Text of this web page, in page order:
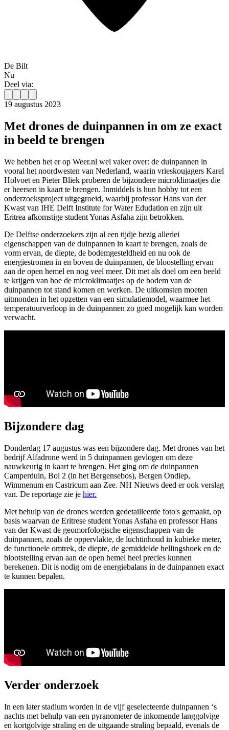
De Bilt
Nu
Deel via:
19 augustus 2023
Met drones de duinpannen in om ze exact
in beeld te brengen
We hebben het er op Weer.nl wel vaker over: de duinpannen in
vooral het noordwesten van Nederland, waarin vrieskoujagers Karel
Holvoet en Pieter Bliek proberen de bijzondere microklimaatjes die
er heersen in kaart te brengen. Inmiddels is hun hobby tot een
onderzoeksproject uitgegroeid, waarbij professor Hans van der
Kwast van IHE Delft Institute for Water Edudation en zijn uit
Eritrea afkomstige student Yonas Asfaha zijn betrokken.
De Delftse onderzoekers zijn al een tijdje bezig allerlei
eigenschappen van de duinpannen in kaart te brengen, zoals de
vorm ervan, de diepte, de bodemgesteldheid en nu ook de
energiestromen in en boven de duinpannen, de bloostelling ervan
aan de open hemel en nog veel meer. Dit met als doel om een beeld
te krijgen van hoe de microklimaatjes op de bodem van de
duinpannen tot stand komen en werken. De uitkomsten moeten
uitmonden in het opzetten van een simulatiemodel, waarmee het
temperatuurverloop in de duinpannen zo goed mogelijk kan worden
verwacht.
Bijzondere dag
Donderdag 17 augustus was een bijzondere dag. Met drones van het
bedrijf Alfadrone werd in 5 duinpannen gevlogen om deze
nauwkeurig in kaart te brengen. Het ging om de duinpannen
Camperduin, Bol 2 (in het Bergensebos), Bergen Ondiep,
Wimmenum en Castricum aan Zee. NH Nieuws deed er ook verslag
van. De reportage zie je hier.
Met behulp van de drones werden gedetailleerde foto's gemaakt, op
basis waarvan de Eritrese student Yonas Asfaha en professor Hans
van der Kwast de geomorfologische eigenschappen van de
duinpannen, zoals de oppervlakte, de luchtinhoud in kubieke meter,
de functionele omtrek, de diepte, de gemiddelde hellingshoek en de
blootstelling ervan aan de open hemel heel precies kunnen
berekenen. Dit is nodig om de energiebalans in de duinpannen exact
te kunnen bepalen.
Verder onderzoek
In een later stadium worden in de vijf geselecteerde duinpannen ‘s
nachts met behulp van een pyranometer de inkomende langgolvige
en kortgolvige straling en de uitgaande straling bepaald, evenals de